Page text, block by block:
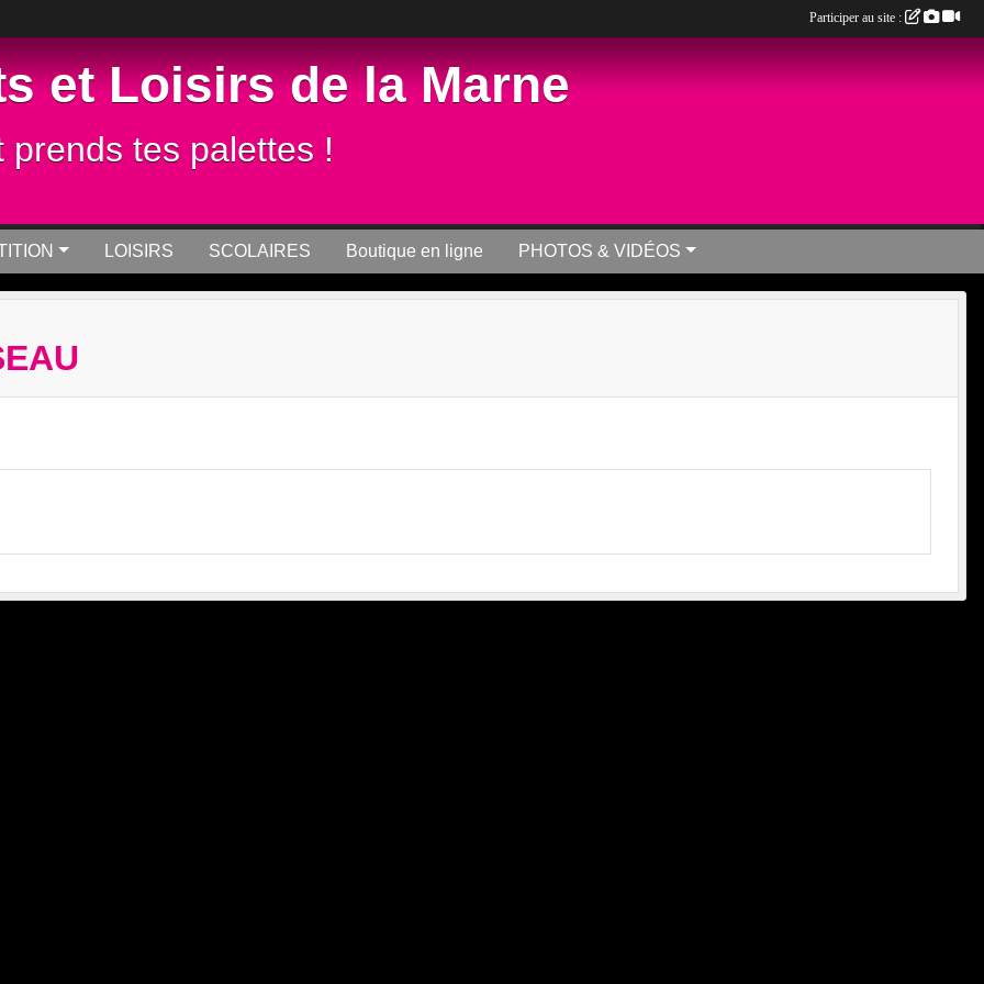
et Loisirs de la Marne
tes palettes !
LOISIRS SCOLAIRES Boutique en ligne PHOTOS & VIDÉOS
Participer au site :